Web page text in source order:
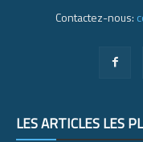
Contactez-nous:
LES ARTICLES LES